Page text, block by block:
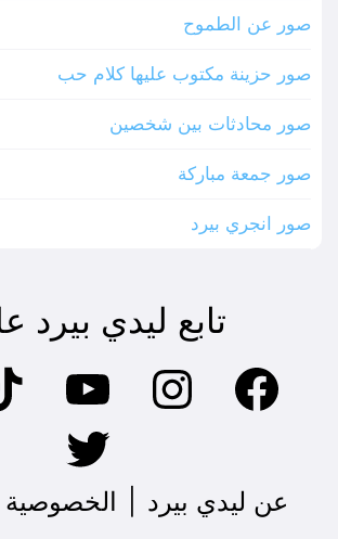
صور عن الطموح
صور حزينة مكتوب عليها كلام حب
صور محادثات بين شخصين
صور جمعة مباركة
صور انجري بيرد
تابع ليدي بيرد
عن ليدي بيرد الخصوصية